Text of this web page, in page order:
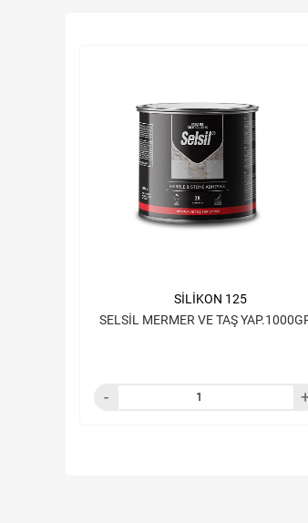
SELSİL MERMER VE TAŞ
SİLİKON 125